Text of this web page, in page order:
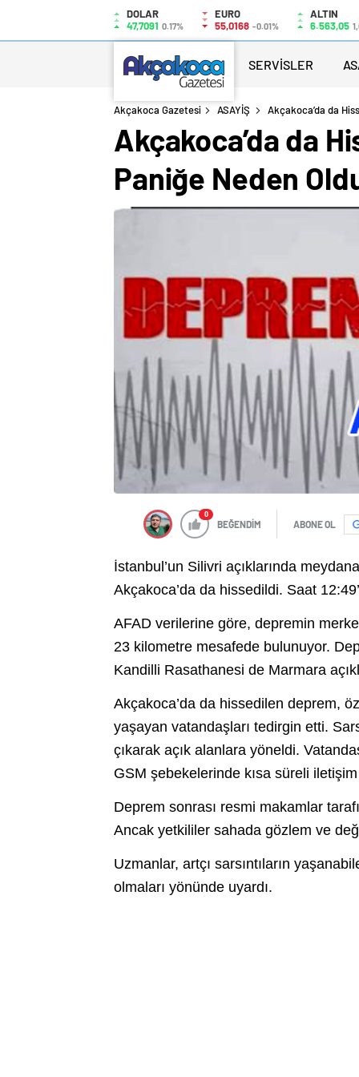
DOLAR
47,7091 0.17%
EURO
55,0168 -0.01%
ALTIN
6.563,05
SERVİSLER
Akçakoca Gazetesi ASAYİŞ Akçakoca’da da
Akçakoca’da da
Paniğe Neden
0
BEĞENDİM ABONE OL
İstanbul’un Silivri açıklarında
Akçakoca’da da hissedildi. Saat
AFAD verilerine göre, depremin
23 kilometre mesafede bulunuyor.
Kandilli Rasathanesi de Marmara
Akçakoca’da da hissedilen deprem,
yaşayan vatandaşları tedirgin etti.
çıkarak açık alanlara yöneldi.
GSM şebekelerinde kısa süreli iletişim
Deprem sonrası resmi makamlar
Ancak yetkililer sahada gözlem ve
Uzmanlar, artçı sarsıntıların
olmaları yönünde uyardı.